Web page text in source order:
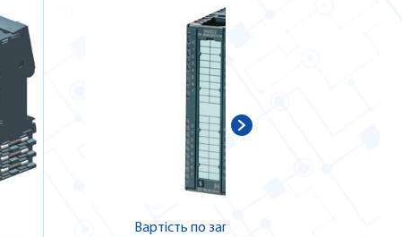
Вартість по запиту